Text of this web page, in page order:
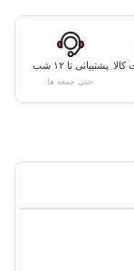
کالا پشتیبانی تا ۱۲ شب
حتی جمعه ها